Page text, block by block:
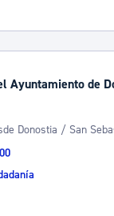
Ayuntamiento de
Donostia / San